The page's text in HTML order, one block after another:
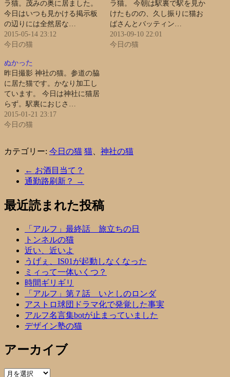
ラ猫。茂みの奥に居ました。
今日はいつも見かける掲示板
の辺りには全然居な…
2015-05-14 23:12
今日の猫
ラ猫。 今朝は駅裏で駅を見か
けたものの、久し振りに猫お
ばさんとバッティン…
2013-09-10 22:01
今日の猫
ぬかった
昨日撮影 神社の猫。参道の脇
に居た猫です。かなり加工し
ています。 今日は神社に猫居
らず。駅裏におじさ…
2015-01-21 23:17
今日の猫
カテゴリー: 今日の猫 猫 神社の猫
← お酒目当て？
通勤路刷新？
→
最近読まれた投稿
「アルフ」最終話 旅立ちの日
トンネルの猫
近い、近いよ
うげぇ、IS01が起動しなくなった
ミィって一体いくつ？
時間ギリギリ
「アルフ」第７話 いとしのロンダ
アストロ球団ドラマ化で発覚した事実
アルフ名言集botが止まっていました
デザイン塾の猫
アーカイブ
ア